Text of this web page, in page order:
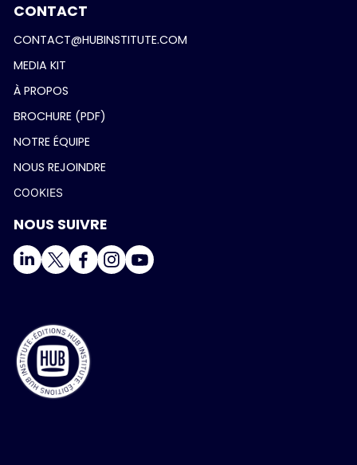
CONTACT
CONTACT@HUBINSTITUTE.COM
MEDIA KIT
À PROPOS
BROCHURE (PDF)
NOTRE ÉQUIPE
NOUS REJOINDRE
COOKIES
NOUS SUIVRE